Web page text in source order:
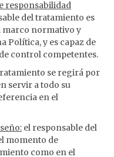
responsabilidad
del tratamiento es
marco normativo y
Política, y es capaz de
control competentes.
se regirá por
servir a todo su
en el
el responsable del
momento de
como en el